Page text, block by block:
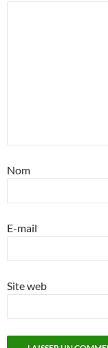
Nom
E-mail
Site web